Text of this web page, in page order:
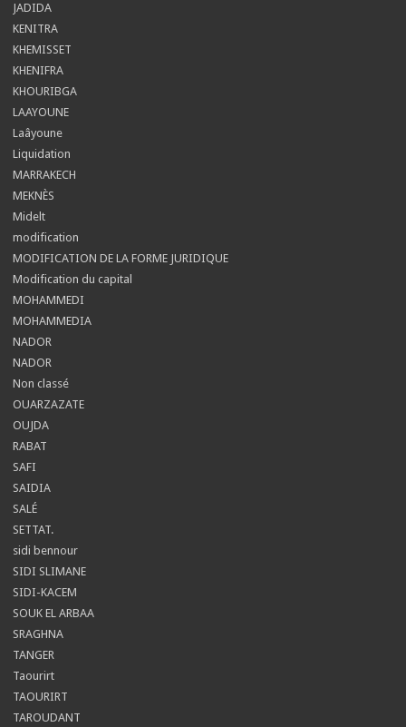
JADIDA
KENITRA
KHEMISSET
KHENIFRA
KHOURIBGA
LAAYOUNE
Laâyoune
Liquidation
MARRAKECH
MEKNÈS
Midelt
modification
MODIFICATION DE LA FORME JURIDIQUE
Modification du capital
MOHAMMEDI
MOHAMMEDIA
NADOR
NADOR
Non classé
OUARZAZATE
OUJDA
RABAT
SAFI
SAIDIA
SALÉ
SETTAT.
sidi bennour
SIDI SLIMANE
SIDI-KACEM
SOUK EL ARBAA
SRAGHNA
TANGER
Taourirt
TAOURIRT
TAROUDANT